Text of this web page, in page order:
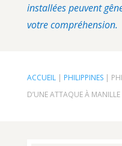
installées peuvent
votre compréhension.
ACCUEIL| PHILIPPINES|
D’UNE ATTAQUE À MANILLE